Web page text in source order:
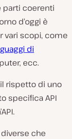
parti coerenti
d’oggi è
vari scopi, come
di
ecc.
il rispetto di uno
specifica API
che